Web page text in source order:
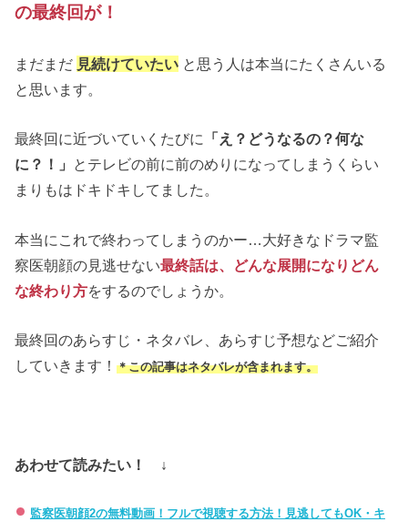
の最終回が！
まだまだ 見続けていたい と思う人は本当にたくさんいる
と思います。
最終回に近づいていくたびに
「え？どうなるの？何な
に？！」 とテレビの前に前のめりになってしまうくらい
まりもはドキドキしてました。
本当にこれで終わってしまうのかー…大好きなドラマ監
察医朝顔の見逃せない最終話は、どんな展開になりどん
な終わり方をするのでしょうか。
最終回のあらすじ・ネタバレ、あらすじ予想などご紹介
していきます！＊この記事はネタバレが含まれます。
あわせて読みたい！ ↓
監察医朝顔2の無料動画！フルで視聴する方法！見逃してもOK・キ